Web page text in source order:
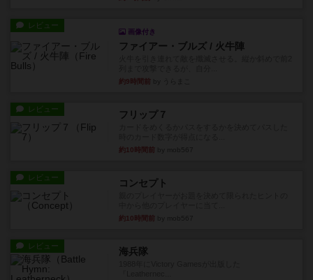
レビュー
画像付き
ファイアー・ブルズ / 火牛陣
約9時間前
レビュー フリップ７
約10時間前
レビュー コンセプト
約10時間前
レビュー 海兵隊